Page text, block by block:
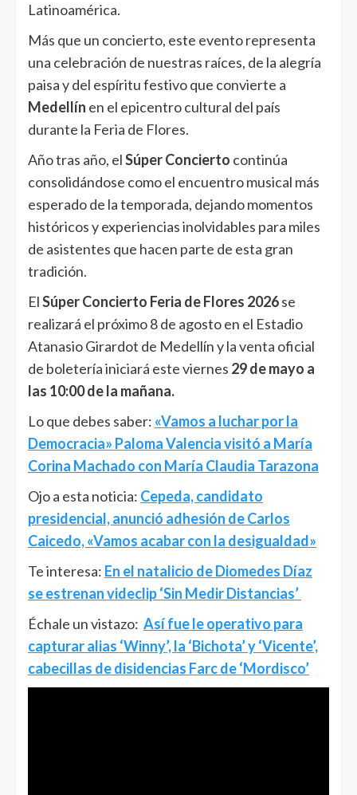
Latinoamérica.
Más que un concierto, este evento representa
una celebración de nuestras raíces, de la alegría
paisa y del espíritu festivo que convierte a
Medellín en el epicentro cultural del país
durante la Feria de Flores.
Año tras año, elSúper Concierto continúa
consolidándose como el encuentro musical más
esperado de la temporada, dejando momentos
históricos y experiencias inolvidables para miles
de asistentes que hacen parte de esta gran
tradición.
ElSúper Concierto Feria de Flores 2026se
realizará el próximo 8 de agosto en el Estadio
Atanasio Girardot de Medellín y la venta oficial
de boletería iniciará este viernes 29 de mayo a
las 10:00 de la mañana.
Lo que debes saber: «Vamos a luchar por la
Democracia» Paloma Valencia visitó a María
Corina Machado con María Claudia Tarazona
Ojo a esta noticia: Cepeda, candidato
presidencial, anunció adhesión de Carlos
Caicedo, «Vamos acabar con la desigualdad»
Te interesa: En el natalicio de Diomedes Díaz
se estrenan videclip ‘Sin Medir Distancias’
Échale un vistazo: Así fue le operativo para
capturar alias ‘Winny’, la ‘Bichota’ y ‘Vicente’,
cabecillas de disidencias Farc de ‘Mordisco’